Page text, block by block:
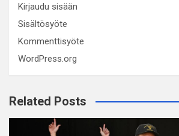
Kirjaudu sisään
Sisältösyöte
Kommenttisyöte
WordPress.org
Related Posts